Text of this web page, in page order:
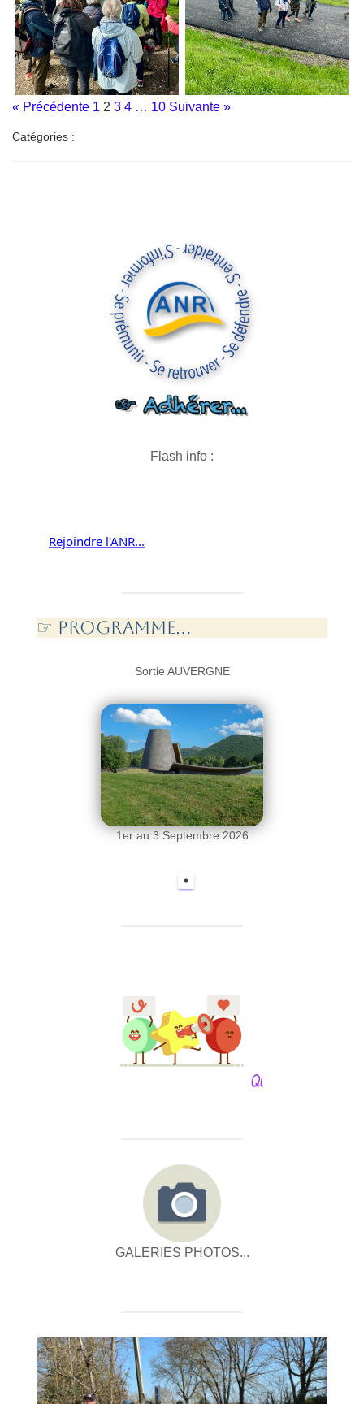
« Précédente 1 2 3 4 … 10 Suivante »
Catégories :
Flash info :
Nous contacter...
☞ PROGramme...
Sortie AUVERGNE
1er au 3 Septembre 2026
GALERIES PHOTOS...